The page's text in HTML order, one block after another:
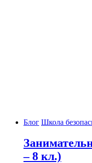
Блог Школа
– 8 кл.)